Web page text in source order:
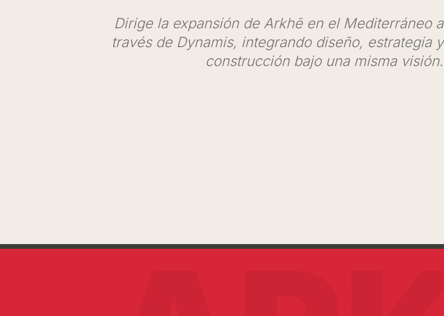
Dirige la expansión de Arkhē en el Mediterráneo a
través de Dynamis, integrando diseño, estrategia y
construcción bajo una misma visión.